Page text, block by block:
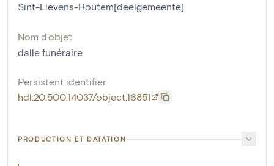
Sint-Lievens-Houtem[deelgemeente]
Nom d'objet
dalle funéraire
Persistent identifier
hdl:20.500.14037/object.16851
PRODUCTION ET DATATION